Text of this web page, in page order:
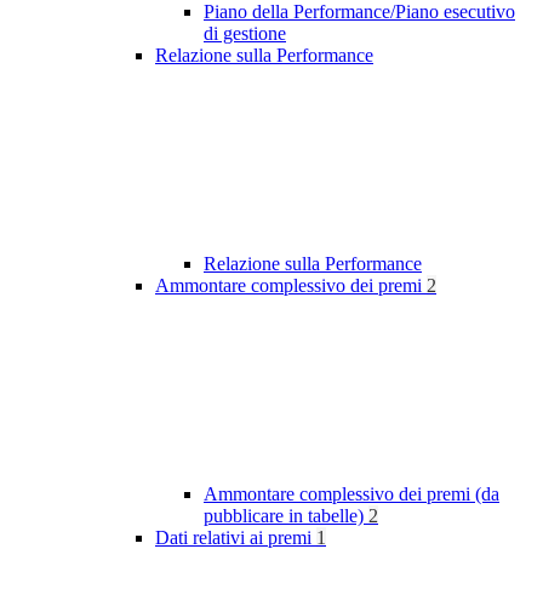
Piano della Performance/Piano esecutivo
di gestione
Relazione sulla Performance
Relazione sulla Performance
Ammontare complessivo dei premi 2
Ammontare complessivo dei premi (da
pubblicare in tabelle) 2
Dati relativi ai premi 1